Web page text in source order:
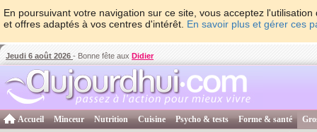
En poursuivant votre navigation sur ce site, vous acceptez
et offres adaptés à vos centres d'intérêt. En savoir plus et gérer ces
Jeudi 6 août 2026 - Bonne fête aux Didier
Accueil Minceur Nutrition Cuisine Psycho & tests Forme & santé